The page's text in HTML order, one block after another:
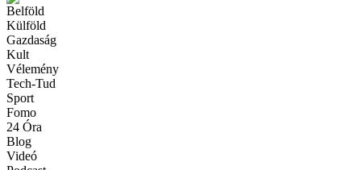
Belföld
Külföld
Gazdaság
Kult
Vélemény
Tech-Tud
Sport
Fomo
24 Óra
Blog
Videó